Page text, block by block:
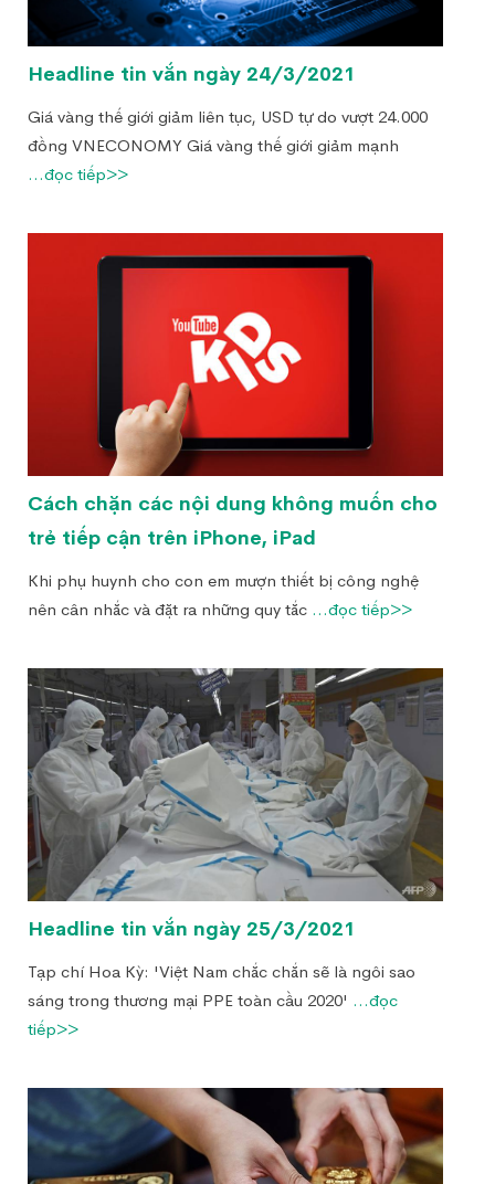
Headline tin vắn ngày 24/3/2021
Giá vàng thế giới giảm liên tục, USD tự do vượt 24.000
đồng VNECONOMY Giá vàng thế giới giảm mạnh
...đọc tiếp>>
Cách chặn các nội dung không muốn cho
trẻ tiếp cận trên iPhone, iPad
Khi phụ huynh cho con em mượn thiết bị công nghệ
nên cân nhắc và đặt ra những quy tắc ...đọc tiếp>>
Headline tin vắn ngày 25/3/2021
Tạp chí Hoa Kỳ: 'Việt Nam chắc chắn sẽ là ngôi sao
sáng trong thương mại PPE toàn cầu 2020' ...đọc
tiếp>>